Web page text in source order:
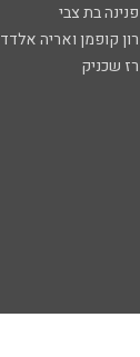
פנינה בת צבי
רון קופמן ואריה אלדד
רז שכניק